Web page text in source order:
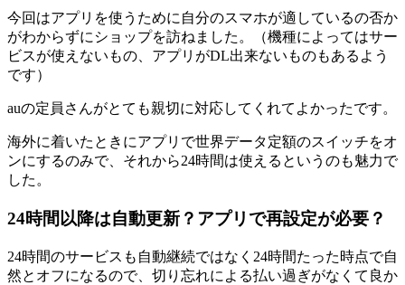
今回はアプリを使うために自分のスマホが適しているの否か
がわからずにショップを訪ねました。（機種によってはサー
ビスが使えないもの、アプリがDL出来ないものもあるよう
です）
auの定員さんがとても親切に対応してくれてよかったです。
海外に着いたときにアプリで世界データ定額のスイッチをオ
ンにするのみで、それから24時間は使えるというのも魅力で
した。
24時間以降は自動更新？アプリで再設定が必要？
24時間のサービスも自動継続ではなく24時間たった時点で自
然とオフになるので、切り忘れによる払い過ぎがなくて良か